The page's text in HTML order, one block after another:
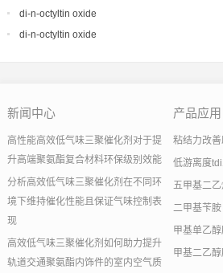
di-n-octyltin oxide
di-n-octyltin oxide
新闻中心
高性能高效低气味三聚催化剂对于提
升高端聚氨酯复合材料环保级别效能
分析高效低气味三聚催化剂在不同环
境下维持催化性能且保证气味控制表
现
高效低气味三聚催化剂如何助力提升
轨道交通聚氨酯内饰件的室内空气质
产品应用
粘结力改
低游离度
五甲基二
二甲基苄胺
甲基单乙
甲基二乙醇